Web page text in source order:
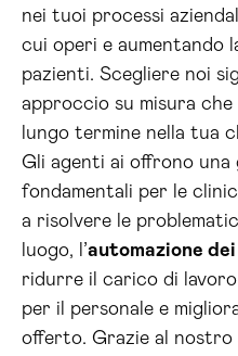
nei tuoi processi
cui operi e aumentando
pazienti. Scegliere noi
approccio su misura che
lungo termine nella tua
Gli agenti ai offrono una
fondamentali per le
a risolvere le
luogo, l’automazione
ridurre il carico di lavoro
per il personale e
offerto. Grazie al nostro